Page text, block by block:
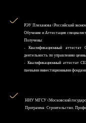
РЭУ Плеханова (Российский
Обучение и Аттестация
Получены:
- Квалификационный аттестат
деятельность по управлению
- Квалификационный аттестат
паевыми инвестиционными
НИУ MГСУ (Московский
Программа: Строительство,